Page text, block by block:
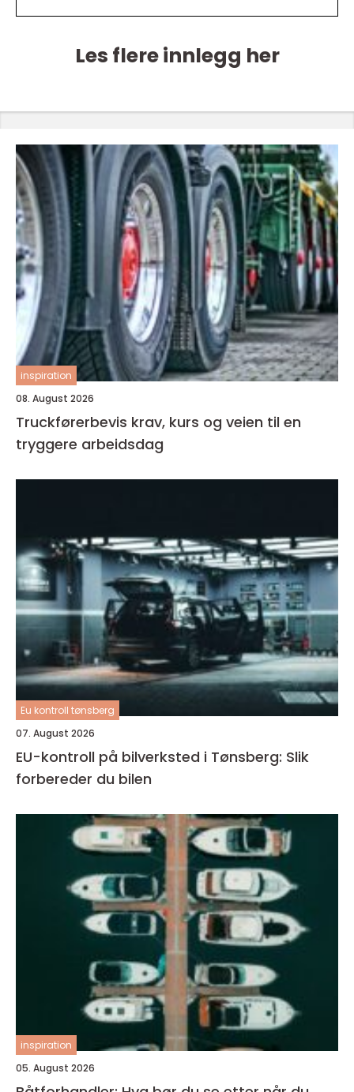
Les flere innlegg her
inspiration
08. August 2026
Truckførerbevis krav, kurs og veien til en
tryggere arbeidsdag
Eu kontroll tønsberg
07. August 2026
EU-kontroll på bilverksted i Tønsberg: Slik
forbereder du bilen
inspiration
05. August 2026